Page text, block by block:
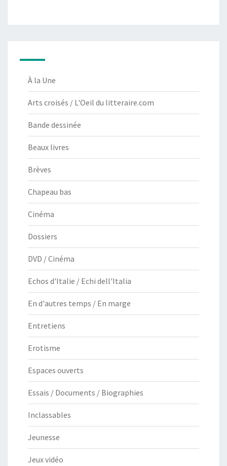
À la Une
Arts croisés / L'Oeil du litteraire.com
Bande dessinée
Beaux livres
Brèves
Chapeau bas
Cinéma
Dossiers
DVD / Cinéma
Echos d'Italie / Echi dell'Italia
En d'autres temps / En marge
Entretiens
Erotisme
Espaces ouverts
Essais / Documents / Biographies
Inclassables
Jeunesse
Jeux vidéo